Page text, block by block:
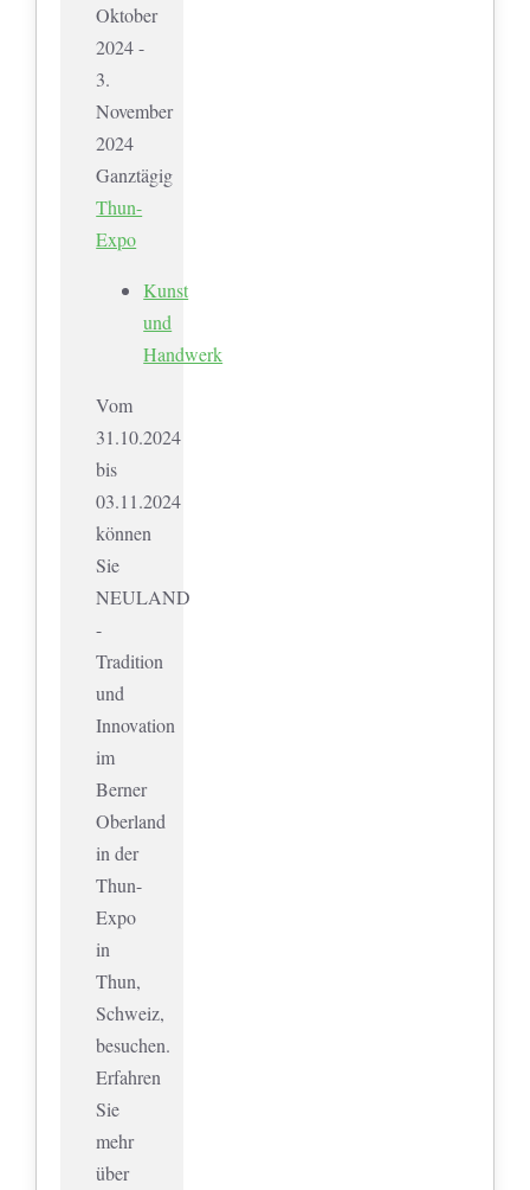
Oktober
2024 -
3.
November
2024
Ganztägig
Thun-
Expo
Kunst
und
Handwerk
Vom
31.10.2024
bis
03.11.2024
können
Sie
NEULAND
-
Tradition
und
Innovation
im
Berner
Oberland
in der
Thun-
Expo
in
Thun,
Schweiz,
besuchen.
Erfahren
Sie
mehr
über